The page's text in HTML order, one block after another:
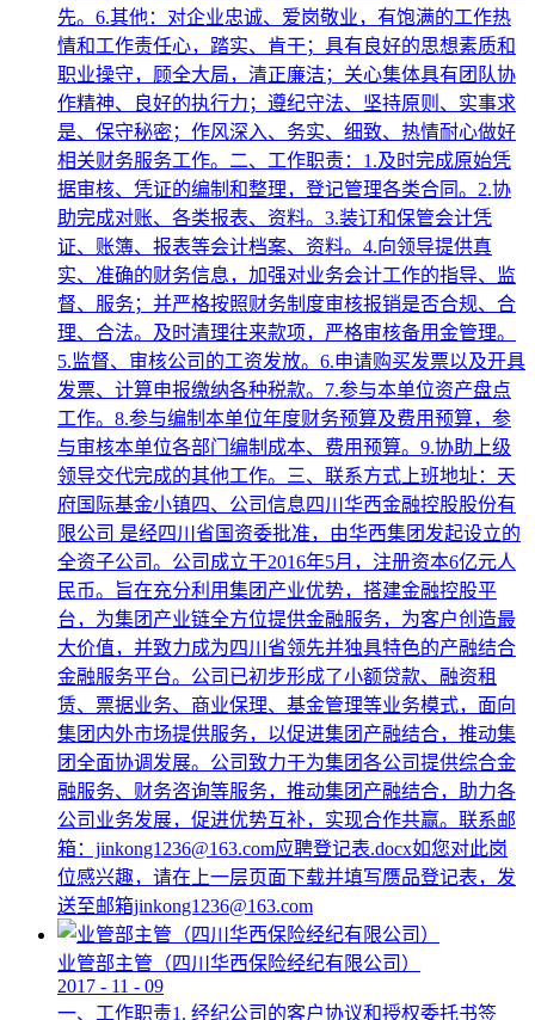
先。6.其他：对企业忠诚、爱岗敬业，有饱满的工作热
情和工作责任心，踏实、肯干；具有良好的思想素质和
职业操守，顾全大局，清正廉洁；关心集体具有团队协
作精神、良好的执行力；遵纪守法、坚持原则、实事求
是、保守秘密；作风深入、务实、细致、热情耐心做好
相关财务服务工作。二、工作职责：1.及时完成原始凭
据审核、凭证的编制和整理，登记管理各类合同。2.协
助完成对账、各类报表、资料。3.装订和保管会计凭
证、账簿、报表等会计档案、资料。4.向领导提供真
实、准确的财务信息，加强对业务会计工作的指导、监
督、服务；并严格按照财务制度审核报销是否合规、合
理、合法。及时清理往来款项，严格审核备用金管理。
5.监督、审核公司的工资发放。6.申请购买发票以及开具
发票、计算申报缴纳各种税款。7.参与本单位资产盘点
工作。8.参与编制本单位年度财务预算及费用预算，参
与审核本单位各部门编制成本、费用预算。9.协助上级
领导交代完成的其他工作。三、联系方式上班地址：天
府国际基金小镇四、公司信息四川华西金融控股股份有
限公司 是经四川省国资委批准，由华西集团发起设立的
全资子公司。公司成立于2016年5月，注册资本6亿元人
民币。旨在充分利用集团产业优势，搭建金融控股平
台，为集团产业链全方位提供金融服务，为客户创造最
大价值，并致力成为四川省领先并独具特色的产融结合
金融服务平台。公司已初步形成了小额贷款、融资租
赁、票据业务、商业保理、基金管理等业务模式，面向
集团内外市场提供服务，以促进集团产融结合，推动集
团全面协调发展。公司致力于为集团各公司提供综合金
融服务、财务咨询等服务，推动集团产融结合，助力各
公司业务发展，促进优势互补，实现合作共赢。联系邮
箱：jinkong1236@163.com应聘登记表.docx如您对此岗
位感兴趣，请在上一层页面下载并填写赝品登记表，发
送至邮箱jinkong1236@163.com
业管部主管（四川华西保险经纪有限公司）
2017 - 11 - 09
一、工作职责1. 经纪公司的客户协议和授权委托书签